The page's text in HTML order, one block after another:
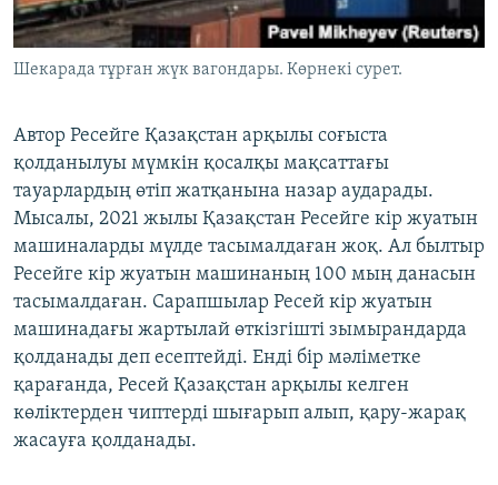
Шекарада тұрған жүк вагондары. Көрнекі сурет.
Автор Ресейге Қазақстан арқылы соғыста
қолданылуы мүмкін қосалқы мақсаттағы
тауарлардың өтіп жатқанына назар аударады.
Мысалы, 2021 жылы Қазақстан Ресейге кір жуатын
машиналарды мүлде тасымалдаған жоқ. Ал былтыр
Ресейге кір жуатын машинаның 100 мың данасын
тасымалдаған. Сарапшылар Ресей кір жуатын
машинадағы жартылай өткізгішті зымырандарда
қолданады деп есептейді. Енді бір мәліметке
қарағанда, Ресей Қазақстан арқылы келген
көліктерден чиптерді шығарып алып, қару-жарақ
жасауға қолданады.